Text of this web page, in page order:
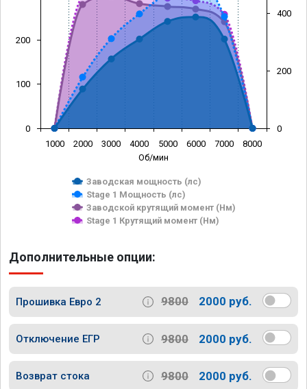
Об/мин
Заводская мощность (лс)
Stage 1 Мощность (лс)
Заводской крутящий момент (Нм)
Stage 1 Крутящий момент (Нм)
1000 2000 3000 4000 5000 6000 7000 8000
0
100
200
0
200
400
Дополнительные опции:
Прошивка Евро 2 9800 2000 руб.
Отключение ЕГР 9800 2000 руб.
Возврат стока 9800 2000 руб.